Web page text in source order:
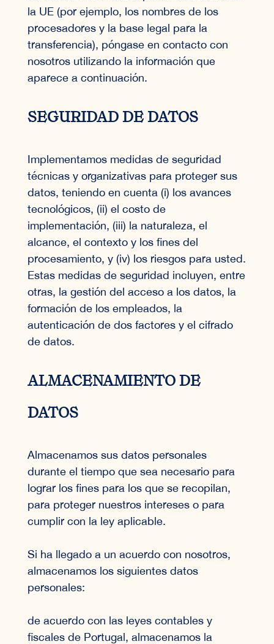
la UE (por ejemplo, los nombres de los
procesadores y la base legal para la
transferencia), póngase en contacto con
nosotros utilizando la información que
aparece a continuación.
SEGURIDAD DE DATOS
Implementamos medidas de seguridad
técnicas y organizativas para proteger sus
datos, teniendo en cuenta (i) los avances
tecnológicos, (ii) el costo de
implementación, (iii) la naturaleza, el
alcance, el contexto y los fines del
procesamiento, y (iv) los riesgos para usted.
Estas medidas de seguridad incluyen, entre
otras, la gestión del acceso a los datos, la
formación de los empleados, la
autenticación de dos factores y el cifrado
de datos.
ALMACENAMIENTO DE
DATOS
Almacenamos sus datos personales
durante el tiempo que sea necesario para
lograr los fines para los que se recopilan,
para proteger nuestros intereses o para
cumplir con la ley aplicable.
Si ha llegado a un acuerdo con nosotros,
almacenamos los siguientes datos
personales:
de acuerdo con las leyes contables y
fiscales de Portugal, almacenamos la